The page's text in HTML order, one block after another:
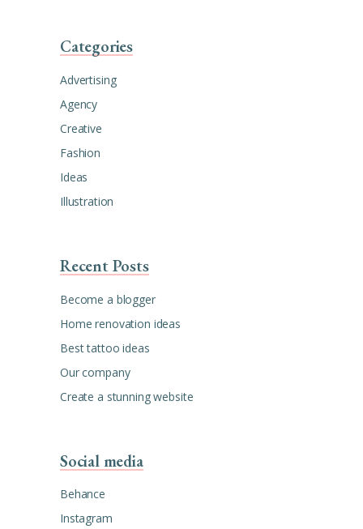
Categories
Advertising
Agency
Creative
Fashion
Ideas
Illustration
Recent Posts
Become a blogger
Home renovation ideas
Best tattoo ideas
Our company
Create a stunning website
Social media
Behance
Instagram